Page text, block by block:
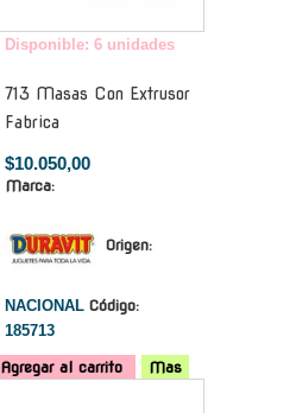
Disponible: 6 unidades
713 Masas Con Extrusor
Fabrica
$10.050,00
Marca:
Origen:
NACIONAL Código:
185713
Agregar al carrito
Mas